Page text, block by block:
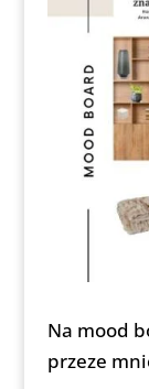
Na mood
przeze